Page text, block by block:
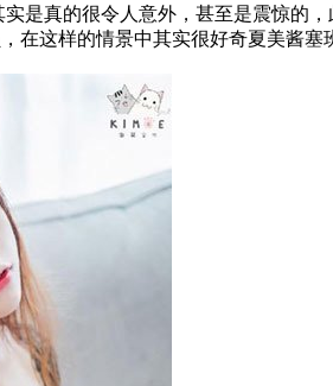
是真的很令人意外，甚至是震惊的
这样的情景中其实很好奇夏美酱塞